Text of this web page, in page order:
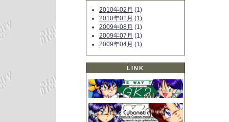
2010年02月 (1)
2010年01月 (1)
2009年08月 (1)
2009年07月 (1)
2009年04月 (1)
LINK